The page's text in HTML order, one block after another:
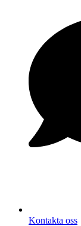
Kontakta oss